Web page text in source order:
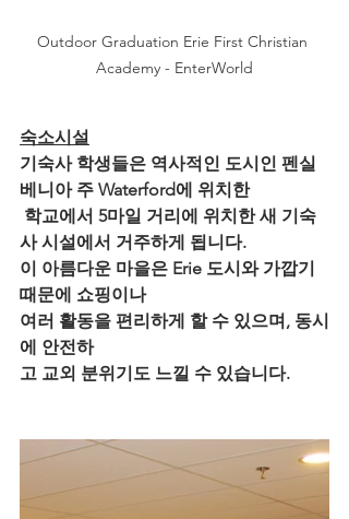
Outdoor Graduation Erie First Christian
Academy - EnterWorld
숙소시설
기숙사 학생들은 역사적인 도시인 펜실
베니아 주 Waterford에 위치한
사 시설에서 거주하게 됩니다.
이 아름다운 마을은 Erie 도시와 가깝기
때문에 쇼핑이나
여러 활동을 편리하게 할 수 있으며, 동시
에 안전하
고 교외 분위기도 느낄 수 있습니다.